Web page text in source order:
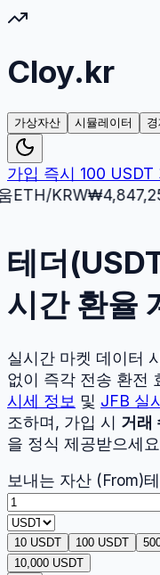
Cloy.kr
가상자산 시뮬레이터
가입 즉시 100 USDT
/KRW₩4,847,250($
테더
시간 환율
실시간 마켓 데이터
없이 즉각 전송 환전
시세 정보 및 JFB 실
조하며, 가입 시 거래
을 정식 제공받으세
보내는 자산 (From)
10 USDT 100 USDT
10,000 USDT